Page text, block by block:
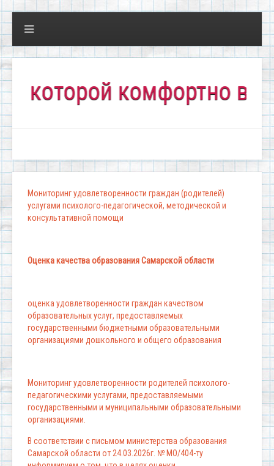
комфортно всем!"
Мониторинг удовлетворенности граждан (родителей)
услугами психолого-педагогической, методической и
консультативной помощи
Оценка качества образования Самарской области
оценка удовлетворенности граждан качеством
образовательных услуг, предоставляемых
государственными бюджетными образовательными
организациями дошкольного и общего образования
Мониторинг удовлетворенности родителей психолого-
педагогическими услугами, предоставляемыми
государственными и муниципальными образовательными
организациями.
В соответствии с письмом министерства образования
Самарской области от 24.03.2026г. № МО/404-ту